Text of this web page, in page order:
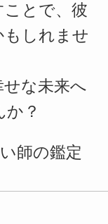
とで、彼
もしれませ
な未来へ
？
師の鑑定